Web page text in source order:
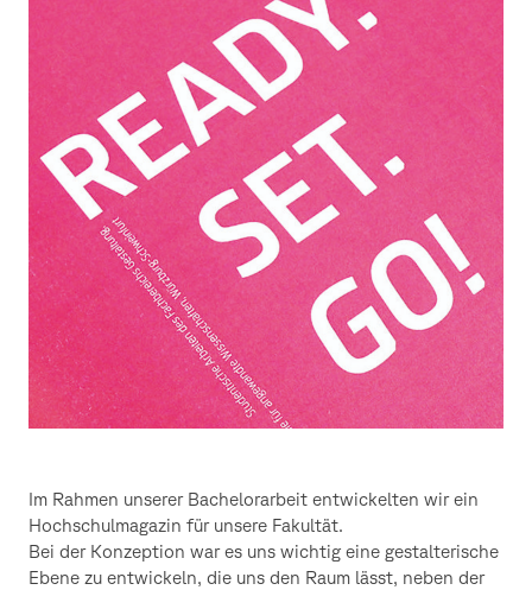
Im Rahmen unserer Bachelorarbeit entwickelten wir ein
Hochschulmagazin für unsere Fakultät.
Bei der Konzeption war es uns wichtig eine gestalterische
Ebene zu entwickeln, die uns den Raum lässt, neben der